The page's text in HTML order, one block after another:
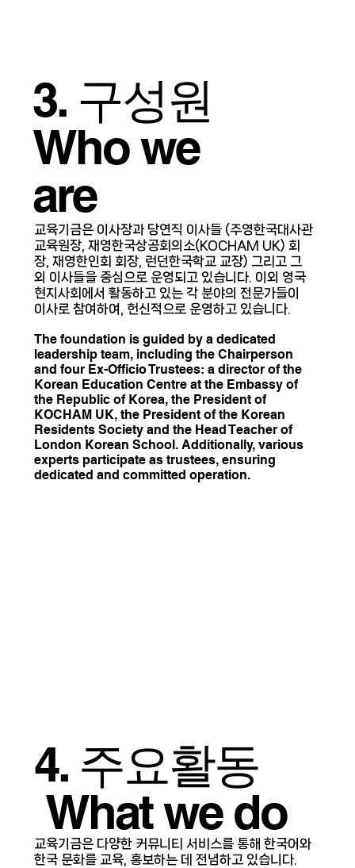
3. 구성원
Who we
are
교육기금은 이사장과 당연직 이사들 (주영한국대사관
교육원장, 재영한국상공회의소(KOCHAM UK) 회
장, 재영한인회 회장, 런던한국학교 교장) 그리고 그
외 이사들을 중심으로 운영되고 있습니다. 이외 영국
현지사회에서 활동하고 있는 각 분야의 전문가들이
이사로 참여하여, 헌신적으로 운영하고 있습니다.
The foundation is guided by a dedicated
leadership team, including the Chairperson
and four Ex-Officio Trustees: a director of the
Korean Education Centre at the Embassy of
the Republic of Korea, the President of
KOCHAM UK, the President of the Korean
Residents Society and the Head Teacher of
London Korean School. Additionally, various
experts participate as trustees, ensuring
dedicated and committed operation.
4. 주요활동
What we do
교육기금은 다양한 커뮤니티 서비스를 통해 한국어와
한국 문화를 교육, 홍보하는 데 전념하고 있습니다.